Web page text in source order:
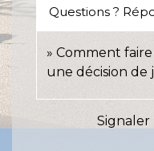
Questions ?
Comment
une décision de